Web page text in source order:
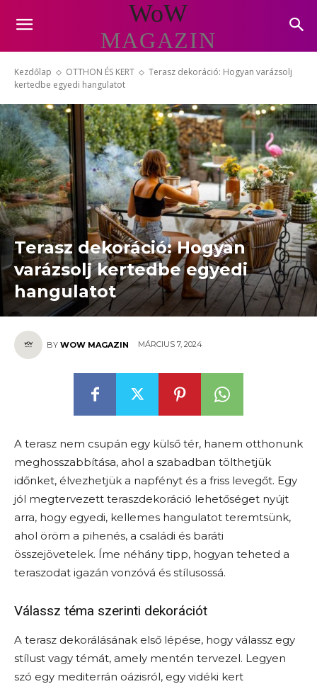
WoW
MAGAZIN
Kezdőlap OTTHON ÉS KERT
Terasz dekoráció: Hogyan varázsolj
kertedbe egyedi hangulatot
Terasz dekoráció: Hogyan
varázsolj kertedbe egyedi
hangulatot
BY WOW MAGAZIN MÁRCIUS 7, 2024
A terasz nem csupán egy külső tér, hanem otthonunk
meghosszabbítása, ahol a szabadban tölthetjük
időnket, élvezhetjük a napfényt és a friss levegőt. Egy
jól megtervezett teraszdekoráció lehetőséget nyújt
arra, hogy egyedi, kellemes hangulatot teremtsünk,
ahol öröm a pihenés, a családi és baráti
összejövetelek. Íme néhány tipp, hogyan teheted a
teraszodat igazán vonzóvá és stílusossá.
Válassz téma szerinti dekorációt
A terasz dekorálásának első lépése, hogy válassz egy
stílust vagy témát, amely mentén tervezel. Legyen
szó egy mediterrán oázisról, egy vidéki kert